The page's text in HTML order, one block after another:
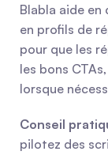
Blabla aide
en profils de
pour que les
les bons
lorsque
Conseil
pilotez des